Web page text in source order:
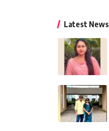
Latest News